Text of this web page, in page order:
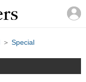
＞ Special